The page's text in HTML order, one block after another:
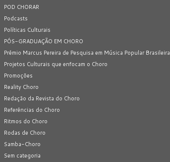
POD CHORAR
Podcasts
Políticas Culturais
PÓS-GRADUAÇÃO EM CHORO
Prêmio Marcus Pereira de Pesquisa em Música Popular Brasileira
Projetos Culturais que enfocam o Choro
Promoções
Reality Choro
Redação da Revista do Choro
Referências do Choro
Ritmos do Choro
Rodas de Choro
Samba-Choro
Sem categoria